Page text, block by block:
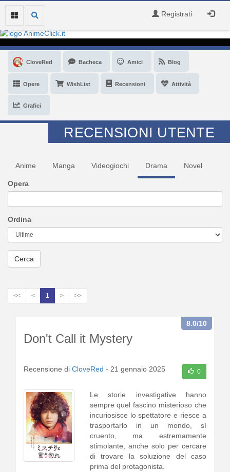
Registrati
CloveRed Bacheca Amici Blog
Opere WishList Recensioni Attività
Grafici
RECENSIONI UTENTE
Anime Manga Videogiochi Drama Novel
Opera
Ordina
Cerca
<< < 1 > >>
Don't Call it Mystery
8.0/10
Recensione di CloveRed - 21 gennaio 2025 0
Le storie investigative hanno
sempre quel fascino misterioso che
incuriosisce lo spettatore e riesce a
trasportarlo in un mondo, sì
cruento, ma estremamente
stimolante, anche solo per cercare
di trovare la soluzione del caso
prima del protagonista.